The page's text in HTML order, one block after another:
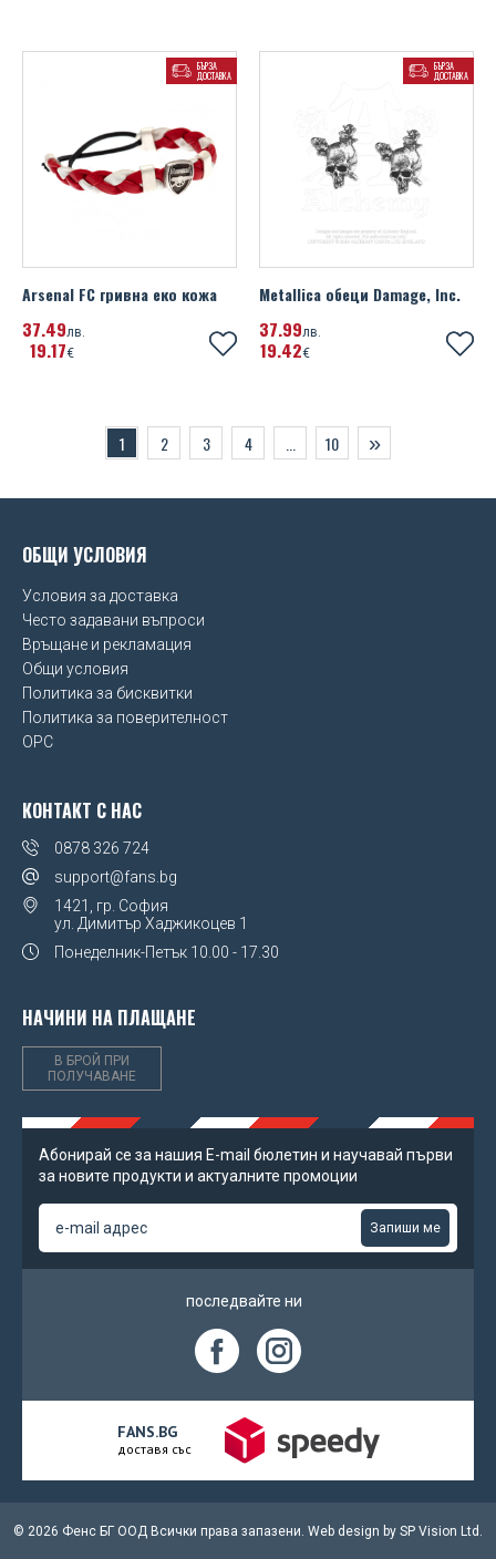
БЪРЗА
ДОСТАВКА
Arsenal FC гривна еко кожа
37 49лв.
19 17€
БЪРЗА
ДОСТАВКА
Metallica обеци Damage, Inc.
37 99лв.
19 42€
1 2 3 4 10 »
ОБЩИ УСЛОВИЯ
Условия за доставка
Често задавани въпроси
Връщане и рекламация
Общи условия
Политика за бисквитки
Политика за поверителност
OPC
НАЧИНИ НА ПЛАЩАНЕ
В БРОЙ ПРИ
ПОЛУЧАВАНЕ
КОНТАКТ С НАС
0878 326 724
support@fans.bg
1421, гр. София
ул. Димитър Хаджикоцев 1
Понеделник-Петък 10.00 - 17.30
Абонирай се за нашия Е-mail бюлетин и научавай първи
за новите продукти и актуалните промоции
Запиши ме
последвайте ни
FANS.BG
доставя със
© 2026 Фенс БГ ООД Всички права запазени. Web design by SP Vision Ltd.